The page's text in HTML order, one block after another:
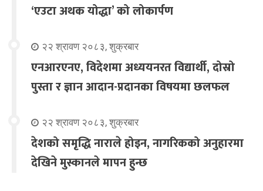
‘एउटा अथक योद्धा’ को लोकार्पण
२२ श्रावण २०८३, शुक्रबार
एनआरएनए, विदेशमा अध्ययनरत विद्यार्थी, दोस्रो
पुस्ता र ज्ञान आदान-प्रदानका विषयमा छलफल
२२ श्रावण २०८३, शुक्रबार
देशको समृद्धि नाराले होइन, नागरिकको अनुहारमा
देखिने मुस्कानले मापन हुन्छ